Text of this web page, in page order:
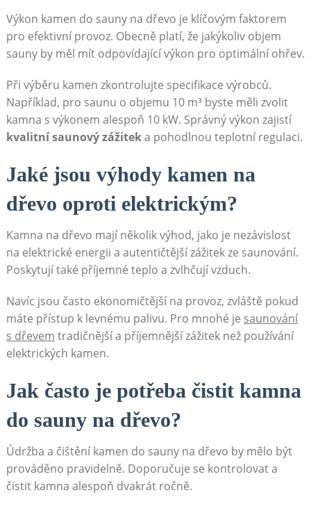
Výkon kamen do sauny na dřevo je klíčovým faktorem
pro efektivní provoz. Obecně platí, že jakýkoliv objem
sauny by měl mít odpovídající výkon pro optimální ohřev.
Při výběru kamen zkontrolujte specifikace výrobců.
Například, pro saunu o objemu 10 m³ byste měli zvolit
kamna s výkonem alespoň 10 kW. Správný výkon zajistí
kvalitní saunový zážiteka pohodlnou teplotní regulaci.
Jaké jsou výhody kamen na
dřevo oproti elektrickým?
Kamna na dřevo mají několik výhod, jako je nezávislost
na elektrické energii a autentičtější zážitek ze saunování.
Poskytují také příjemné teplo a zvlhčují vzduch.
Navíc jsou často ekonomičtější na provoz, zvláště pokud
máte přístup k levnému palivu. Pro mnohé je saunování
s dřevem tradičnější a příjemnější zážitek než používání
elektrických kamen.
Jak často je potřeba čistit kamna
do sauny na dřevo?
Údržba a čištění kamen do sauny na dřevo by mělo být
prováděno pravidelně. Doporučuje se kontrolovat a
čistit kamna alespoň dvakrát ročně.